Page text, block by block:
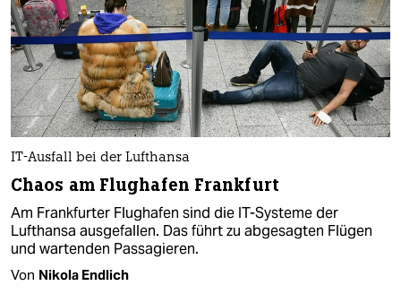
IT-Ausfall bei der Lufthansa
Chaos am Flughafen Frankfurt
Am Frankfurter Flughafen sind die IT-Systeme der
Lufthansa ausgefallen. Das führt zu abgesagten Flügen
und wartenden Passagieren.
Von Nikola Endlich